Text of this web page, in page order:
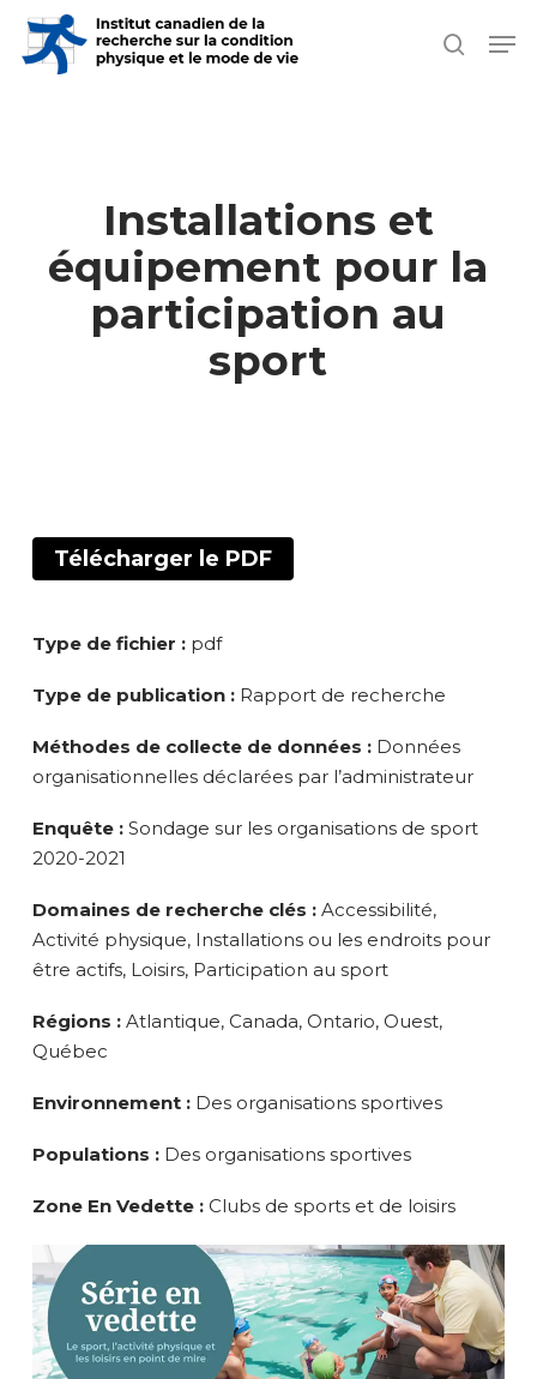
Skip
search
Installations et
équipement pour la
participation au
sport
Télécharger le PDF
Type de fichier :pdf
Type de publication :Rapport de recherche
Méthodes de collecte de données :Données
organisationnelles déclarées par l’administrateur
Enquête :Sondage sur les organisations de sport
2020-2021
Domaines de recherche clés :Accessibilité,
Activité physique, Installations ou les endroits pour
être actifs, Loisirs, Participation au sport
Régions :Atlantique, Canada, Ontario, Ouest,
Québec
Environnement :Des organisations sportives
Populations :Des organisations sportives
Zone En Vedette :Clubs de sports et de loisirs